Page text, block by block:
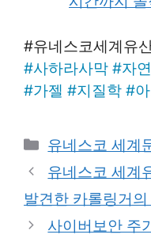
​#유네스코세계유
#사하라사막 #자
#가젤 #지질학 #
Categories
유네스코 세계
유네스코 세계
발견한 카롤링거의
사이버보안 주